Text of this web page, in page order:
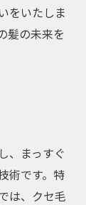
をいたしま
髪の未来を
、まっすぐ
術です。特
は、クセ毛